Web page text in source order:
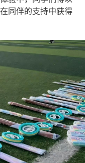
同伴的支持中获得